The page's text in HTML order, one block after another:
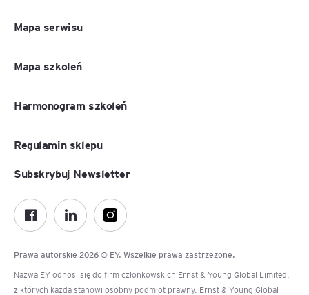
Mapa serwisu
Mapa szkoleń
Harmonogram szkoleń
Regulamin sklepu
Prawa autorskie 2026 © EY. Wszelkie prawa zastrzeżone.
Nazwa EY odnosi się do firm członkowskich Ernst & Young Global Limited,
z których każda stanowi osobny podmiot prawny. Ernst & Young Global
Subskrybuj Newsletter